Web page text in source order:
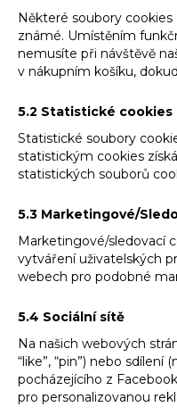
Některé soubory cookies
známé. Umístěním
nemusíte při návštěvě
v nákupním košíku,
5.2 Statistické cookies
Statistické soubory
statistickým cookies
statistických souborů
5.3 Marketingové/
Marketingové/sledovací
vytváření uživatelských
webech pro podobné
5.4 Sociální sítě
Na našich webových
“like”, “pin”) nebo
pocházejícího z
pro personalizovanou